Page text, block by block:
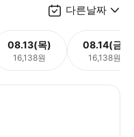
다른날짜
08.13(목)
16,138원
08.14(금)
16,138원